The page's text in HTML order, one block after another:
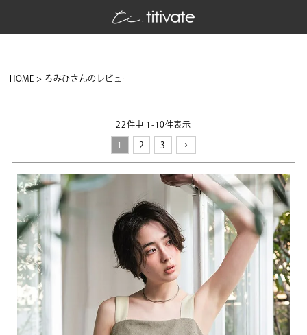
HOME ろみひさんのレビュー
22件中 1 -10件表示
1 2 3